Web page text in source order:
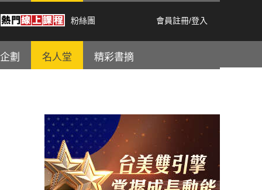
粉絲團 會員註冊/登入
劃 名人堂 精彩書摘